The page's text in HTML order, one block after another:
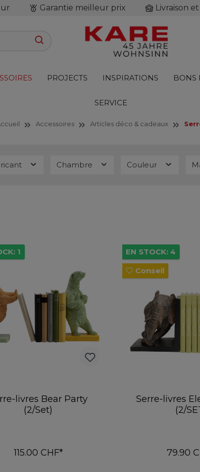
Garantie meilleur prix Livraison
PROJECTS INSPIRATIONS BONS
SERVICE
Accessoires Articles déco & cadeaux
Chambre Couleur
1
livres Bear Party
(2/Set)
115.00 CHF*
EN STOCK: 4
Conseil
Serre-livres
(2/
79.90